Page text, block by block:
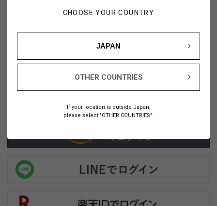
CHOOSE YOUR COUNTRY
JAPAN
OTHER COUNTRIES
If your location is outside Japan,
please select "OTHER COUNTRIES".
こちら
または